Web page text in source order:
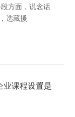
方面，说念话
选藏援
业课程设置是